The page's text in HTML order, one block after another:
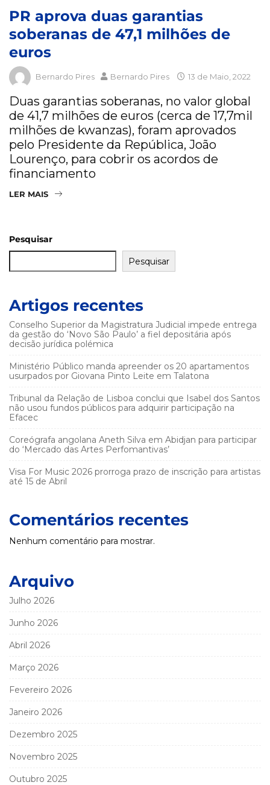
PR aprova duas garantias
soberanas de 47,1 milhões de
euros
Bernardo Pires Bernardo Pires 13 de Maio, 2022
Duas garantias soberanas, no valor global
de 41,7 milhões de euros (cerca de 17,7mil
milhões de kwanzas), foram aprovados
pelo Presidente da República, João
Lourenço, para cobrir os acordos de
financiamento
LER MAIS
Pesquisar
Pesquisar
Artigos recentes
Conselho Superior da Magistratura Judicial impede entrega
da gestão do ‘Novo São Paulo’ a fiel depositária após
decisão jurídica polémica
Ministério Público manda apreender os 20 apartamentos
usurpados por Giovana Pinto Leite em Talatona
Tribunal da Relação de Lisboa conclui que Isabel dos Santos
não usou fundos públicos para adquirir participação na
Efacec
Coreógrafa angolana Aneth Silva em Abidjan para participar
do ‘Mercado das Artes Perfomantivas’
Visa For Music 2026 prorroga prazo de inscrição para artistas
até 15 de Abril
Comentários recentes
Nenhum comentário para mostrar.
Arquivo
Julho 2026
Junho 2026
Abril 2026
Março 2026
Fevereiro 2026
Janeiro 2026
Dezembro 2025
Novembro 2025
Outubro 2025